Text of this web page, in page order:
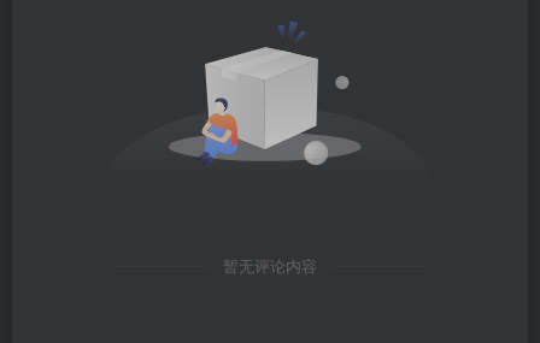
暂无评论内容